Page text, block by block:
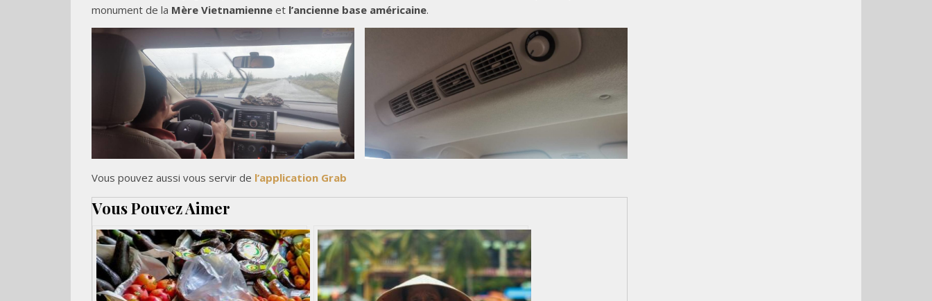
monument de la Mère Vietnamienne et l’ancienne base américaine.
Vous pouvez aussi vous servir de l’application Grab
Vous Pouvez Aimer